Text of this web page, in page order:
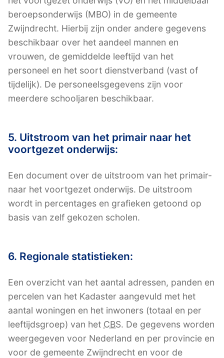
beroepsonderwijs (MBO) in de gemeente
Zwijndrecht. Hierbij zijn onder andere gegevens
beschikbaar over het aandeel mannen en
vrouwen, de gemiddelde leeftijd van het
personeel en het soort dienstverband (vast of
tijdelijk). De personeelsgegevens zijn voor
meerdere schooljaren beschikbaar.
5. Uitstroom van het primair naar het
voortgezet onderwijs:
Een document over de uitstroom van het primair-
naar het voortgezet onderwijs. De uitstroom
wordt in percentages en grafieken getoond op
basis van zelf gekozen scholen.
6. Regionale statistieken:
Een overzicht van het aantal adressen, panden en
percelen van het Kadaster aangevuld met het
aantal woningen en het inwoners (totaal en per
leeftijdsgroep) van het CBS. De gegevens worden
weergegeven voor Nederland en per provincie en
voor de gemeente Zwijndrecht en voor de